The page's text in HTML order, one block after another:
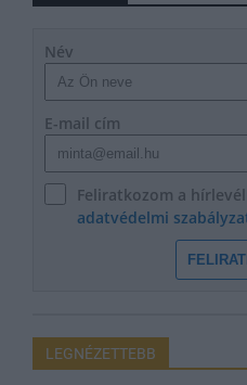
Név
E-mail cím
Feliratkozom a
adatvédelmi
LEGNÉZETTEBB